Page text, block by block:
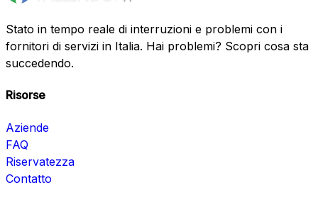
Stato in tempo reale di interruzioni e problemi con i
fornitori di servizi in Italia. Hai problemi? Scopri cosa sta
succedendo.
Risorse
Aziende
FAQ
Riservatezza
Contatto